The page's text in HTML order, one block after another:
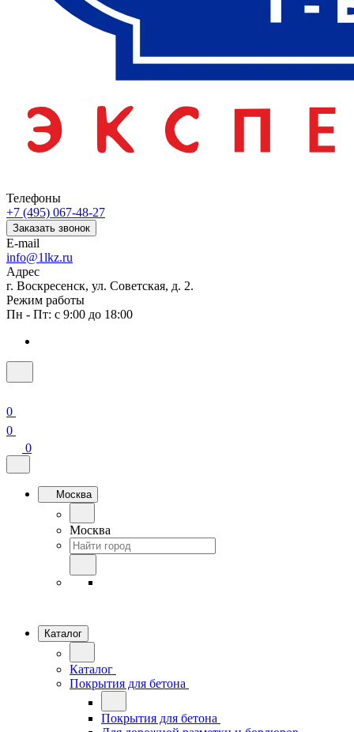
Телефоны
+7 (495) 067-48-27
Заказать звонок
E-mail
info@1lkz.ru
Адрес
г. Воскресенск, ул. Советская, д. 2.
Режим работы
Пн - Пт: с 9:00 до 18:00
0
0
0
Москва
Москва
Каталог
Каталог
Покрытия для бетона
Покрытия для бетона